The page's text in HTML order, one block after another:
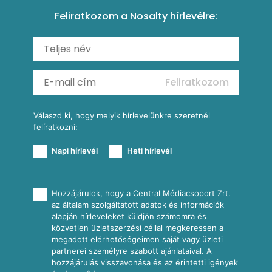
Carbonara
Shakshuka
Ratatouille
Mexikói húsleves kukorica salsával
Almás-kéksajtos kukoricasaláta
Köretek
Reggeli receptek
Feliratkozom a Nosalty hírlevélre:
Feliratkozom
Válaszd ki, hogy melyik hírlevelünkre szeretnél
felíratkozni:
Napi hírlevél Heti hírlevél
Hozzájárulok, hogy a Central Médiacsoport Zrt.
az általam szolgáltatott adatok és információk
alapján hírleveleket küldjön számomra és
közvetlen üzletszerzési céllal megkeressen a
megadott elérhetőségeimen saját vagy üzleti
partnerei személyre szabott ajánlataival. A
hozzájárulás visszavonása és az érintetti igények